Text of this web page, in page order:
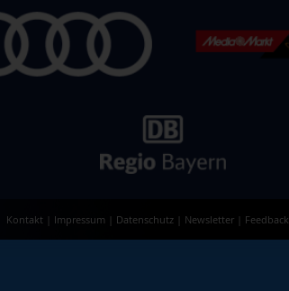
Kontakt Impressum Datenschutz Newsletter Feedback